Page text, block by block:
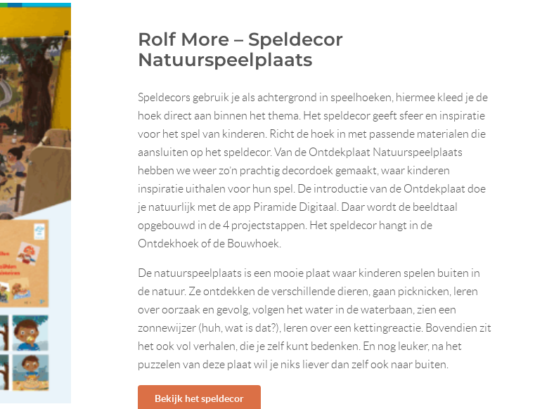
Rolf More – Speldecor
Natuurspeelplaats
Speldecors gebruik je als achtergrond in speelhoeken, hiermee kleed je de
hoek direct aan binnen het thema. Het speldecor geeft sfeer en inspiratie
voor het spel van kinderen. Richt de hoek in met passende materialen die
aansluiten op het speldecor. Van de Ontdekplaat Natuurspeelplaats
hebben we weer zo’n prachtig decordoek gemaakt, waar kinderen
inspiratie uithalen voor hun spel. De introductie van de Ontdekplaat doe
je natuurlijk met de app Piramide Digitaal. Daar wordt de beeldtaal
opgebouwd in de 4 projectstappen. Het speldecor hangt in de
Ontdekhoek of de Bouwhoek.
De natuurspeelplaats is een mooie plaat waar kinderen spelen buiten in
de natuur. Ze ontdekken de verschillende dieren, gaan picknicken, leren
over oorzaak en gevolg, volgen het water in de waterbaan, zien een
zonnewijzer (huh, wat is dat?), leren over een kettingreactie. Bovendien zit
het ook vol verhalen, die je zelf kunt bedenken. En nog leuker, na het
puzzelen van deze plaat wil je niks liever dan zelf ook naar buiten.
Bekijk het speldecor